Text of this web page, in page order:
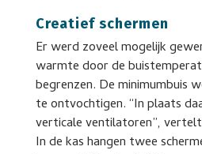
Creatief schermen
Er werd zoveel mogelijk
warmte door de
begrenzen. De minimumbuis
te ontvochtigen. “In plaats
verticale ventilatoren”,
In de kas hangen twee